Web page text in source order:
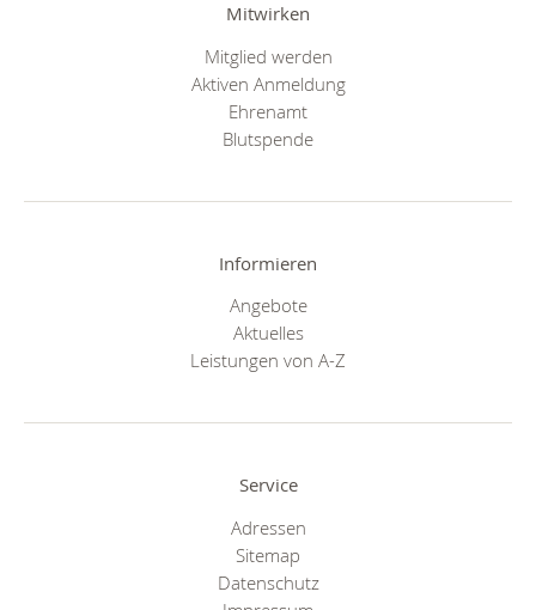
Mitwirken
Mitglied werden
Aktiven Anmeldung
Ehrenamt
Blutspende
Informieren
Angebote
Aktuelles
Leistungen von A-Z
Service
Adressen
Sitemap
Datenschutz